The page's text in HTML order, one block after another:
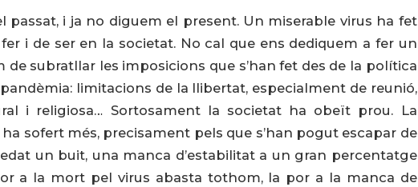
passat, i ja no diguem el present. Un miserable virus ha fet
i de ser en la societat. No cal que ens dediquem a fer un
de subratllar les imposicions que s’han fet des de la política
limitacions de la llibertat, especialment de reunió,
i religiosa… Sortosament la societat ha obeït prou. La
sofert més, precisament pels que s’han pogut escapar de
un buit, una manca d’estabilitat a un gran percentatge
a la mort pel virus abasta tothom, la por a la manca de